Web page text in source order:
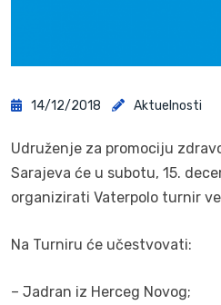
14/12/2018 Aktuelnosti
Udruženje za promociju
Sarajeva će u subotu, 15.
organizirati Vaterpolo turnir
Na Turniru će učestvovati:
– Jadran iz Herceg Novog;